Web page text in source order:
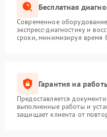
Бесплатная
Современное
экспресс-диагностику и
сроки, минимизируя время
Гарантия на
Предоставляется
выполненные работы и
защищает клиента от